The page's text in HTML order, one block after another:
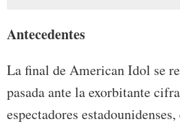
Antecedentes
La final de American Idol se
pasada ante la exorbitante
espectadores